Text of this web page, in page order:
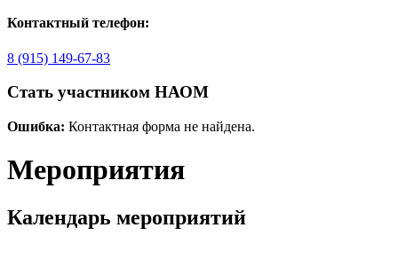
Контактный телефон:
8 (915) 149-67-83
Стать участником НАОМ
Ошибка: Контактная форма не найдена.
Мероприятия
Календарь мероприятий